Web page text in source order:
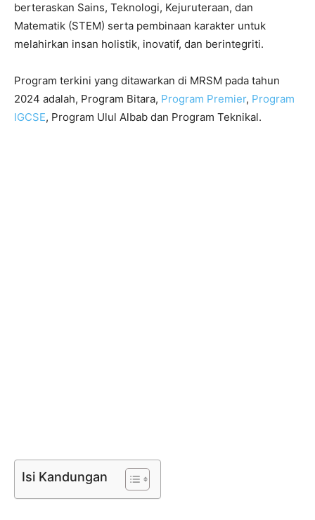
berteraskan Sains, Teknologi, Kejuruteraan, dan
Matematik (STEM) serta pembinaan karakter untuk
melahirkan insan holistik, inovatif, dan berintegriti.
Program terkini yang ditawarkan di MRSM pada tahun
2024 adalah, Program Bitara, Program Premier, Program
IGCSE, Program Ulul Albab dan Program Teknikal.
Isi Kandungan